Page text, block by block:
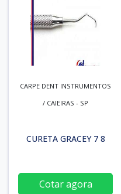
CARPE DENT INSTRUMENTOS
/ CAIEIRAS - SP
CURETA GRACEY 7 8
Cotar agora